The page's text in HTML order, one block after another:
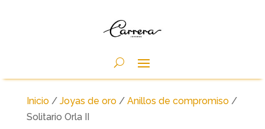
Inicio/ Joyas de oro/ Anillos de compromiso/
Solitario Orla II